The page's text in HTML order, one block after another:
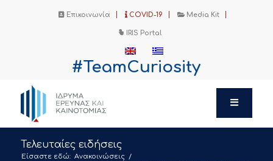
Επικοινωνία COVID-19 Media Kit
IRIS Portal
#TeamCuriosity
Τελευταίες ειδήσεις
Είσαστε εδώ: Ανακοινώσεις /